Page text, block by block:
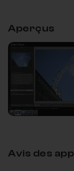
Aperçus
Avis des